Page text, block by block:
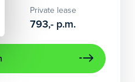
Private lease
793,- p.m.